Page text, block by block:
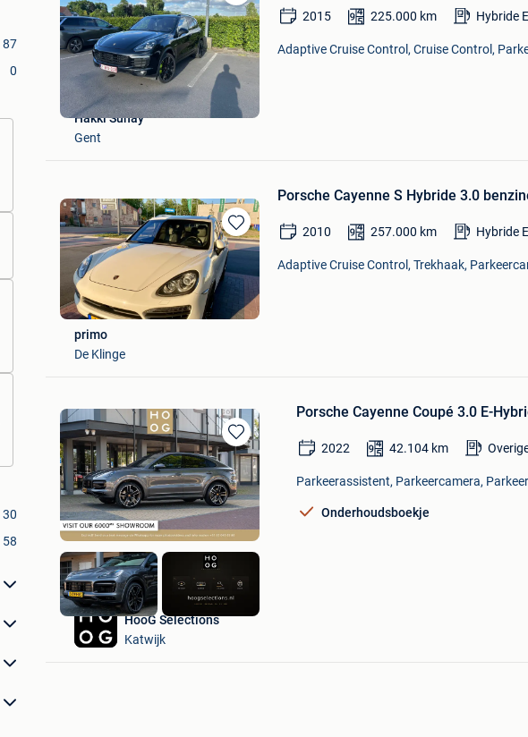
87
0
30
58
Bewaren
in
Mijn
Favorieten
2015 225.000 km Hybride
Adaptive Cruise Control, Cruise Control,
Hakki Sunay
Gent
Bewaren
in
Mijn
Favorieten
Porsche Cayenne S Hybride 3.0
2010 257.000 km Hybride
Adaptive Cruise Control, Trekhaak,
primo
De Klinge
Bewaren
in
Mijn
Favorieten
Porsche Cayenne Coupé 3.0 E-
2022 42.104 km
Parkeerassistent, Parkeercamera,
Onderhoudsboekje
HooG Selections
Katwijk